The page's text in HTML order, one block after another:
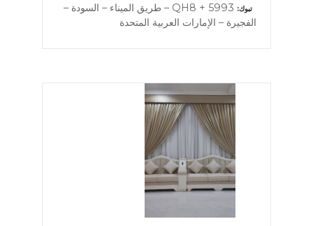
تبوك
5993 + QH8 – طريق الميناء – السودة –
الفجيرة – الإمارات العربية المتحدة